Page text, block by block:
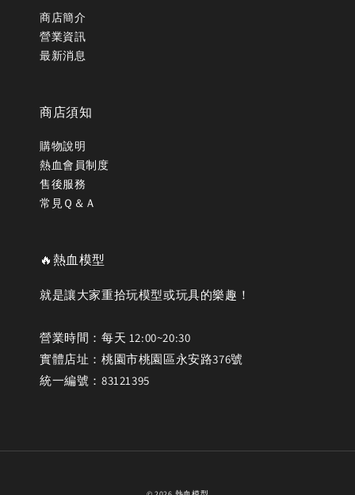
商店簡介
營業資訊
最新消息
商店須知
購物說明
熱血會員制度
售後服務
常見Ｑ＆Ａ
🔥熱血模型
就是讓大家重拾玩模型或玩具的樂趣！
營業時間：每天 12:00~20:30
實體店址：桃園市桃園區永安路376號
統一編號：83121395